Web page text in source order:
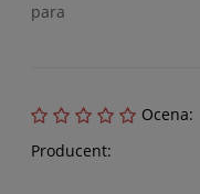
para
Ocena:
Producent: